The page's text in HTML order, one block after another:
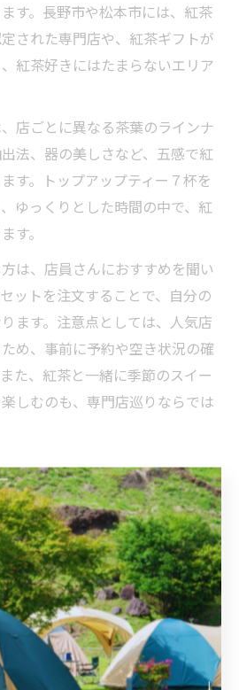
す。長野市や松本市には、紅茶
された専門店や、紅茶ギフトが
紅茶好きにはたまらないエリア
店ごとに異なる茶葉のラインナ
法、器の美しさなど、五感で紅
す。トップアップティー７杯を
ゆっくりとした時間の中で、紅
す。
は、店員さんにおすすめを聞い
ットを注文することで、自分の
ます。注意点としては、人気店
め、事前に予約や空き状況の確
た、紅茶と一緒に季節のスイー
しむのも、専門店巡りならでは
茶の違いを実感する
紅茶の香りや味わいの違いを体
います。特に、アフタヌーンテ
式で複数種を少量ずつ楽しめる
にもおすすめです。
リスの伝統的なテーブルウェア
など、紅茶と器の調和も重視さ
紅茶は、抽出温度や時間によっ